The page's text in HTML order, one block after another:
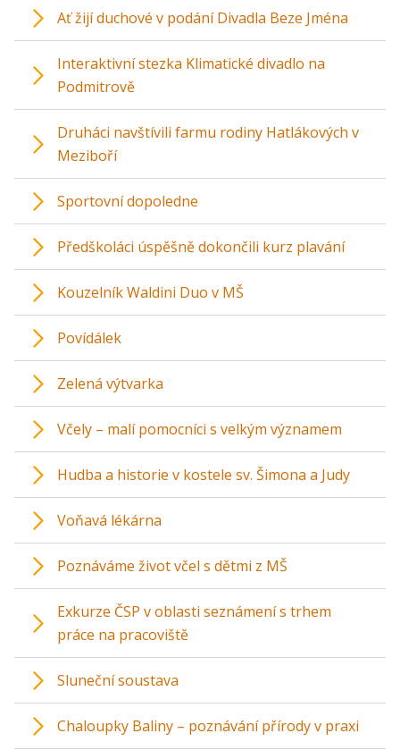
Ať žijí duchové v podání Divadla Beze Jména
Interaktivní stezka Klimatické divadlo na
Podmitrově
Druháci navštívili farmu rodiny Hatlákových v
Meziboří
Sportovní dopoledne
Předškoláci úspěšně dokončili kurz plavání
Kouzelník Waldini Duo v MŠ
Povídálek
Zelená výtvarka
Včely – malí pomocníci s velkým významem
Hudba a historie v kostele sv. Šimona a Judy
Voňavá lékárna
Poznáváme život včel s dětmi z MŠ
Exkurze ČSP v oblasti seznámení s trhem
práce na pracoviště
Sluneční soustava
Chaloupky Baliny – poznávání přírody v praxi